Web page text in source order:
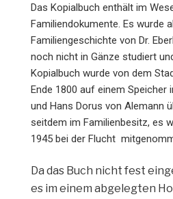
Das Kopialbuch enthält im
Familiendokumente. Es wurde
Familiengeschichte von Dr.
noch nicht in Gänze studiert
Kopialbuch wurde von dem
Ende 1800 auf einem Speicher
und Hans Dorus von Alemann
seitdem im Familienbesitz, es
1945 bei der Flucht
Da das Buch nicht fest
es im einem abgelegten